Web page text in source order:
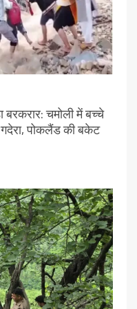
बरकरार: चमोली में बच्चे
पोकलैंड की बकेट